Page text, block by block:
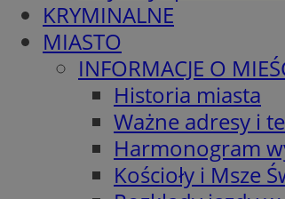
KRYMINALNE
MIASTO
INFORMACJE O
Historia miasta
Ważne adresy i
Harmonogram
Kościoły i Msze